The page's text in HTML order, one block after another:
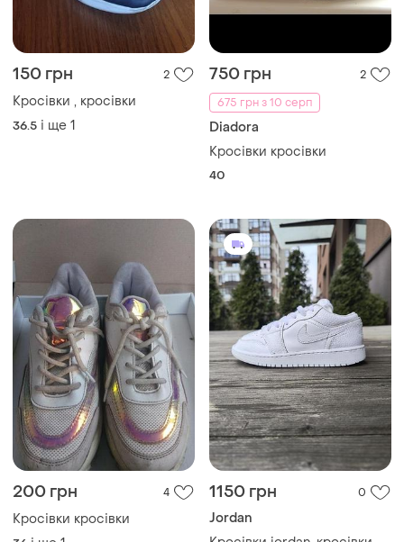
150 грн 2
Кросівки , кросівки
36.5 і ще 1
750 грн
2
675 грн з 10 серп
Diadora
Кросівки кросівки
40
200 грн 4
Кросівки кросівки
1150 грн 0
Jordan